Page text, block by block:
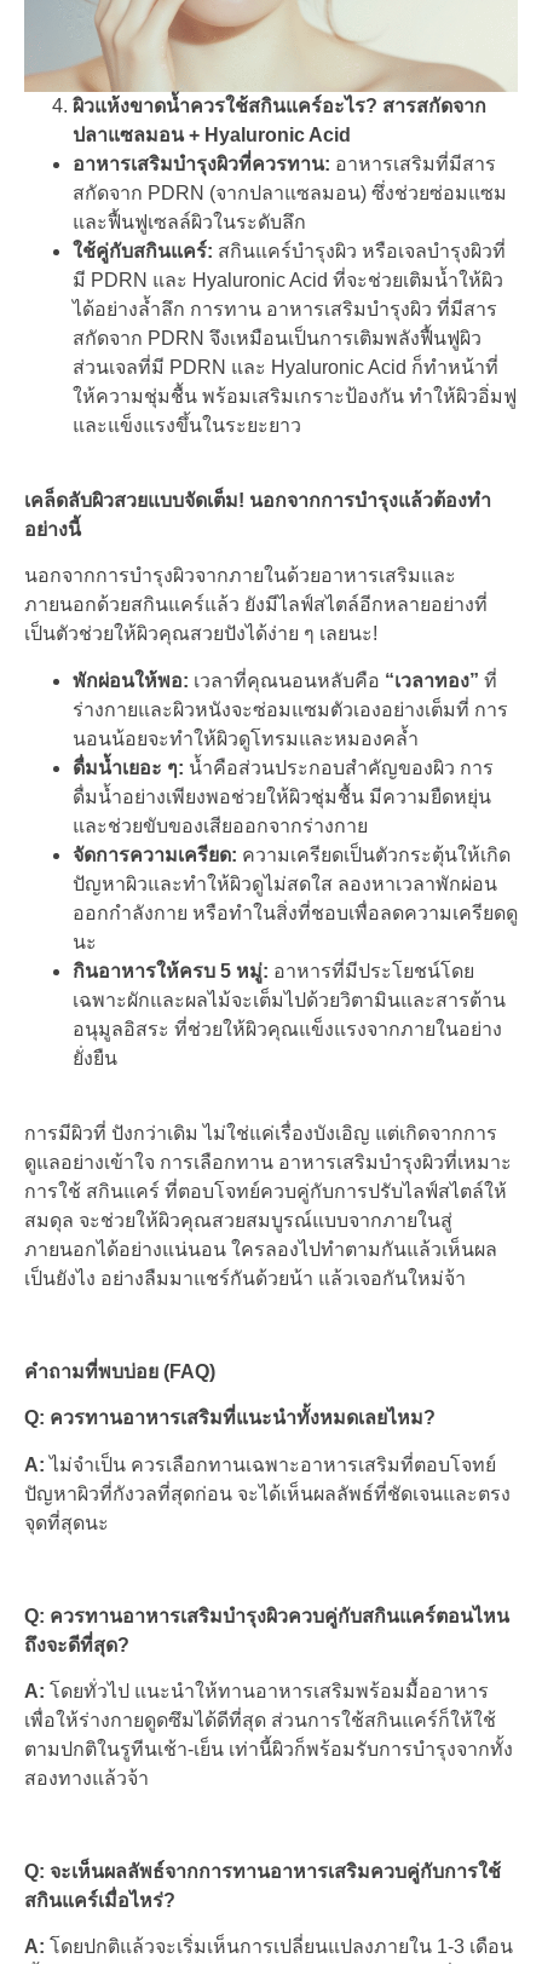
ผิวแห้งขาดน้ำควรใช้สกินแคร์อะไร? สารสกัดจาก
ปลาแซลมอน + Hyaluronic Acid
อาหารเสริมบำรุงผิวที่ควรทาน: อาหารเสริมที่มีสาร
สกัดจาก PDRN (จากปลาแซลมอน) ซึ่งช่วยซ่อมแซม
และฟื้นฟูเซลล์ผิวในระดับลึก
ใช้คู่กับสกินแคร์: สกินแคร์บำรุงผิว หรือเจลบำรุงผิวที่
มี PDRN และ Hyaluronic Acid ที่จะช่วยเติมน้ำให้ผิว
ได้อย่างล้ำลึก การทาน อาหารเสริมบำรุงผิว ที่มีสาร
สกัดจาก PDRN จึงเหมือนเป็นการเติมพลังฟื้นฟูผิว
ส่วนเจลที่มี PDRN และ Hyaluronic Acid ก็ทำหน้าที่
ให้ความชุ่มชื้น พร้อมเสริมเกราะป้องกัน ทำให้ผิวอิ่มฟู
และแข็งแรงขึ้นในระยะยาว
เคล็ดลับผิวสวยแบบจัดเต็ม! นอกจากการบำรุงแล้วต้องทำ
อย่างนี้
นอกจากการบำรุงผิวจากภายในด้วยอาหารเสริมและ
ภายนอกด้วยสกินแคร์แล้ว ยังมีไลฟ์สไตล์อีกหลายอย่างที่
เป็นตัวช่วยให้ผิวคุณสวยปังได้ง่าย ๆ เลยนะ!
พักผ่อนให้พอ: เวลาที่คุณนอนหลับคือ “เวลาทอง” ที่
ร่างกายและผิวหนังจะซ่อมแซมตัวเองอย่างเต็มที่ การ
นอนน้อยจะทำให้ผิวดูโทรมและหมองคล้ำ
ดื่มน้ำเยอะ ๆ: น้ำคือส่วนประกอบสำคัญของผิว การ
ดื่มน้ำอย่างเพียงพอช่วยให้ผิวชุ่มชื้น มีความยืดหยุ่น
และช่วยขับของเสียออกจากร่างกาย
จัดการความเครียด: ความเครียดเป็นตัวกระตุ้นให้เกิด
ปัญหาผิวและทำให้ผิวดูไม่สดใส ลองหาเวลาพักผ่อน
ออกกำลังกาย หรือทำในสิ่งที่ชอบเพื่อลดความเครียดดู
นะ
กินอาหารให้ครบ 5 หมู่: อาหารที่มีประโยชน์โดย
เฉพาะผักและผลไม้จะเต็มไปด้วยวิตามินและสารต้าน
อนุมูลอิสระ ที่ช่วยให้ผิวคุณแข็งแรงจากภายในอย่าง
ยั่งยืน
การมีผิวที่ ปังกว่าเดิม ไม่ใช่แค่เรื่องบังเอิญ แต่เกิดจากการ
ดูแลอย่างเข้าใจ การเลือกทาน อาหารเสริมบำรุงผิวที่เหมาะ
การใช้ สกินแคร์ ที่ตอบโจทย์ควบคู่กับการปรับไลฟ์สไตล์ให้
สมดุล จะช่วยให้ผิวคุณสวยสมบูรณ์แบบจากภายในสู่
ภายนอกได้อย่างแน่นอน ใครลองไปทำตามกันแล้วเห็นผล
เป็นยังไง อย่างลืมมาแชร์กันด้วยน้า แล้วเจอกันใหม่จ้า
คำถามที่พบบ่อย (FAQ)
Q: ควรทานอาหารเสริมที่แนะนำทั้งหมดเลยไหม?
A: ไม่จำเป็น ควรเลือกทานเฉพาะอาหารเสริมที่ตอบโจทย์
ปัญหาผิวที่กังวลที่สุดก่อน จะได้เห็นผลลัพธ์ที่ชัดเจนและตรง
จุดที่สุดนะ
Q: ควรทานอาหารเสริมบำรุงผิวควบคู่กับสกินแคร์ตอนไหน
ถึงจะดีที่สุด?
A: โดยทั่วไป แนะนำให้ทานอาหารเสริมพร้อมมื้ออาหาร
เพื่อให้ร่างกายดูดซึมได้ดีที่สุด ส่วนการใช้สกินแคร์ก็ให้ใช้
ตามปกติในรูทีนเช้า-เย็น เท่านี้ผิวก็พร้อมรับการบำรุงจากทั้ง
สองทางแล้วจ้า
Q: จะเห็นผลลัพธ์จากการทานอาหารเสริมควบคู่กับการใช้
สกินแคร์เมื่อไหร่?
A: โดยปกติแล้วจะเริ่มเห็นการเปลี่ยนแปลงภายใน 1-3 เดือน